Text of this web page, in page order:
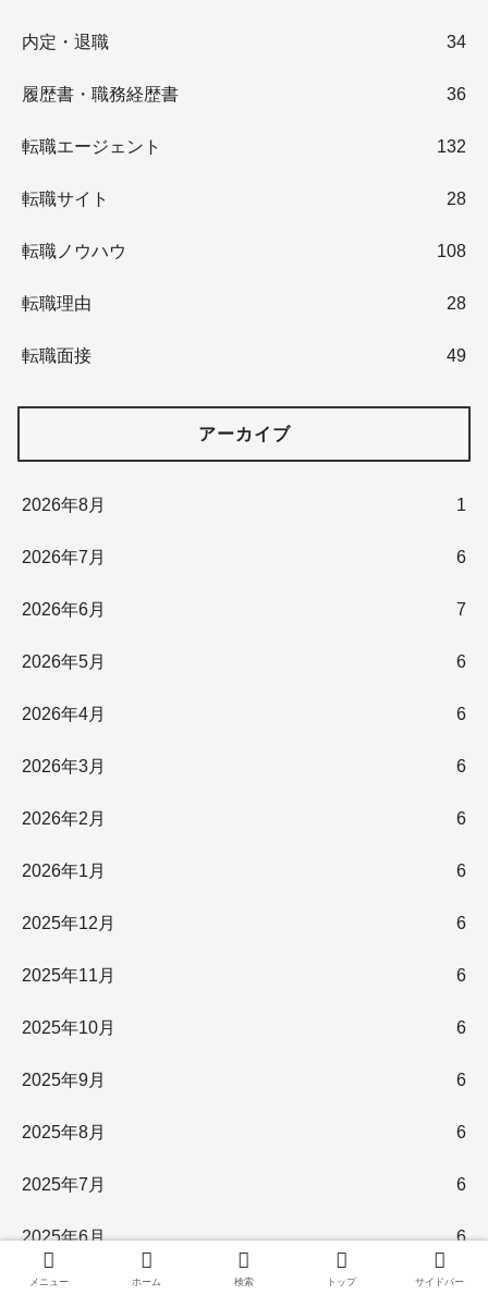
内定・退職 34
履歴書・職務経歴書 36
転職エージェント 132
転職サイト 28
転職ノウハウ 108
転職理由 28
転職面接 49
アーカイブ
2026年8月 1
2026年7月 6
2026年6月 7
2026年5月 6
2026年4月 6
2026年3月 6
2026年2月 6
2026年1月 6
2025年12月 6
2025年11月 6
2025年10月 6
2025年9月 6
2025年8月 6
2025年7月 6
2025年6月 6
2025年5月
メニュー ホーム 検索 トップ サイドバー